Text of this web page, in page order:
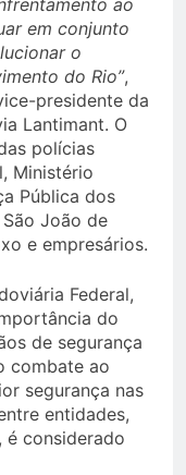
ao
em conjunto
o
do Rio”,
presidente da
Lantimant. O
polícias
Ministério
Pública dos
João de
e empresários.
Federal,
do
de segurança
combate ao
segurança nas
entidades,
considerado